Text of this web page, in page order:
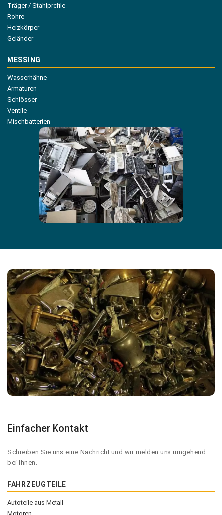
Träger / Stahlprofile
Rohre
Heizkörper
Geländer
MESSING
Wasserhähne
Armaturen
Schlösser
Ventile
Mischbatterien
Einfacher Kontakt
Schreiben Sie uns eine Nachricht und wir melden uns umgehend
bei Ihnen.
FAHRZEUGTEILE
Autoteile aus Metall
Motoren